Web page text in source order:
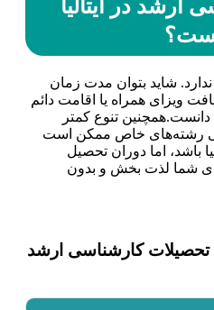
ارشد در ایتالیا
شاید بتوان مدت زمان
ویزای همراه یا اقامت دائم
تنوع کمتر
رشته‌های خاص ممکن است
باشد، اما دوران تحصیل
شما لذت بخش و بدون
تحصیلات کارشناسی ارشد